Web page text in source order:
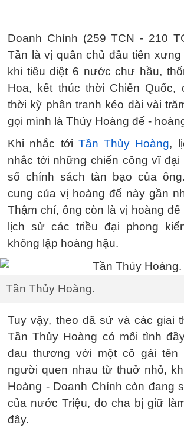
Doanh Chính (259 TCN - 210
Tần là vị quân chủ đầu tiên
khi tiêu diệt 6 nước chư hầu,
Hoa, kết thúc thời Chiến Quốc,
thời kỳ phân tranh kéo dài vài
gọi mình là Thủy Hoàng đế -
Khi nhắc tới Tần Thủy Hoàng,
nhắc tới những chiến công vĩ
số chính sách tàn bạo của
cung của vị hoàng đế này gần
Thậm chí, ông còn là vị hoàng đế
lịch sử các triều đại phong
không lập hoàng hậu.
Tần Thủy Hoàng.
Tuy vậy, theo dã sử và các giai
Tần Thủy Hoàng có mối tình
đau thương với một cô gái tên
người quen nhau từ thuở nhỏ,
Hoàng - Doanh Chính còn đang
của nước Triệu, do cha bị giữ
đây.